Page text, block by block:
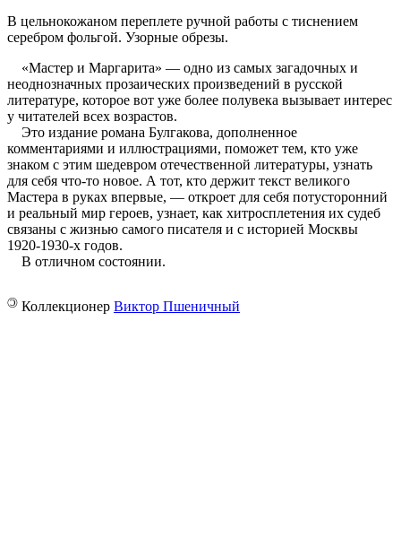
В цельнокожаном переплете ручной работы с тиснением
серебром фольгой. Узорные обрезы.
«Мастер и Маргарита» — одно из самых загадочных и
неоднозначных прозаических произведений в русской
литературе, которое вот уже более полувека вызывает интерес
у читателей всех возрастов.
Это издание романа Булгакова, дополненное
комментариями и иллюстрациями, поможет тем, кто уже
знаком с этим шедевром отечественной литературы, узнать
для себя что-то новое. А тот, кто держит текст великого
Мастера в руках впервые, — откроет для себя потусторонний
и реальный мир героев, узнает, как хитросплетения их судеб
связаны с жизнью самого писателя и с историей Москвы
1920-1930-х годов.
В отличном состоянии.
© Коллекционер Виктор Пшеничный